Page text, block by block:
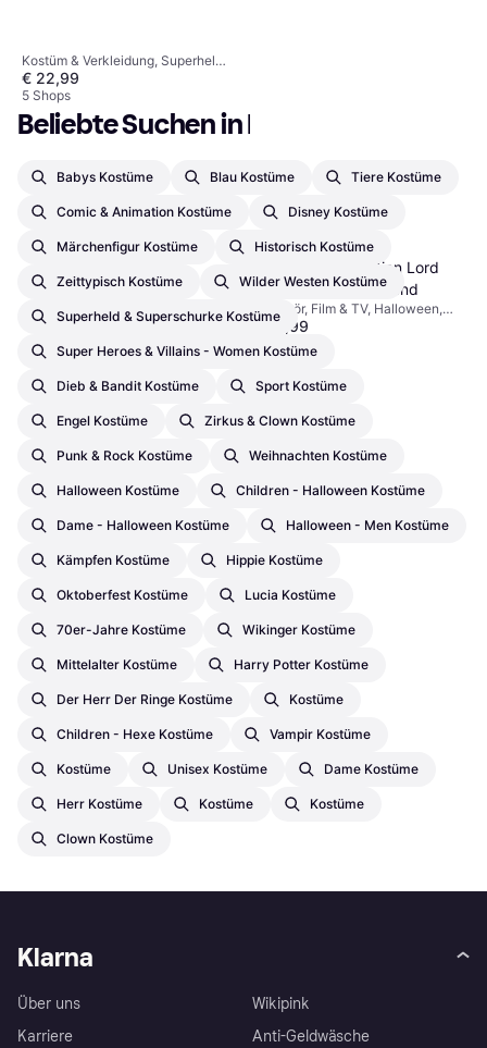
The Noble Collection Lord
Voldemort Magic Wand
Zubehör, Film & TV, Halloween,
Unisex, Ausrüstung, Zauberer
Harry Potter
€ 27,99
8 Shops
Kostüm & Verkleidung, Superheld
& Superschurke, Science-Fiction,
Film & TV, Disney, Comic &
Animation, Star Wars
€ 22,99
5 Shops
Beliebte Suchen in Kostüme
Babys Kostüme Blau Kostüme Tiere Kostüme
Comic & Animation Kostüme Disney Kostüme
Märchenfigur Kostüme Historisch Kostüme
Zeittypisch Kostüme Wilder Westen Kostüme
Superheld & Superschurke Kostüme
Super Heroes & Villains - Women Kostüme
Dieb & Bandit Kostüme Sport Kostüme
Engel Kostüme Zirkus & Clown Kostüme
Punk & Rock Kostüme Weihnachten Kostüme
Halloween Kostüme Children - Halloween Kostüme
Dame - Halloween Kostüme Halloween - Men Kostüme
Kämpfen Kostüme Hippie Kostüme
Oktoberfest Kostüme Lucia Kostüme
70er-Jahre Kostüme Wikinger Kostüme
Mittelalter Kostüme Harry Potter Kostüme
Der Herr Der Ringe Kostüme Kostüme
Children - Hexe Kostüme Vampir Kostüme
Kostüme Unisex Kostüme Dame Kostüme
Herr Kostüme Kostüme Kostüme
Clown Kostüme
Klarna
Über uns
Karriere
Wikipink
Anti-Geldwäsche